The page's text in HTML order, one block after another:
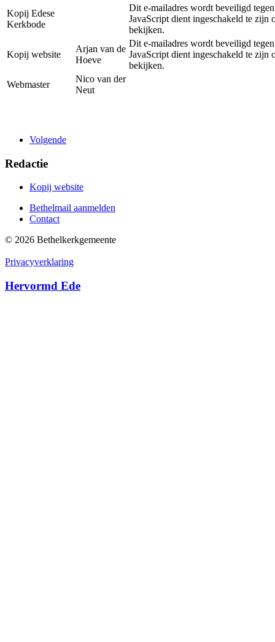
Kopij Edese
Kerkbode
Dit e-mailadres wordt beveiligd
JavaScript dient ingeschakeld te zijn
bekijken.
Kopij website
Arjan van de
Hoeve
Dit e-mailadres wordt beveiligd
JavaScript dient ingeschakeld te zijn
bekijken.
Webmaster
Nico van der
Neut
Volgende
Redactie
Kopij website
Bethelmail aanmelden
Contact
© 2026 Bethelkerk­gemeente
Privacyverklaring
Hervormd Ede